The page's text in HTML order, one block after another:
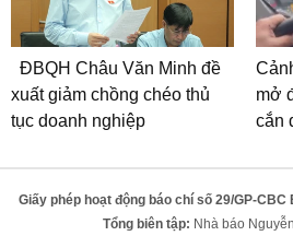
ĐBQH Châu Văn Minh đề
xuất giảm chồng chéo thủ
tục doanh nghiệp
mở
cắn
Giấy phép hoạt động báo chí số 29/GP-CBC
Tổng biên tập: Nhà báo